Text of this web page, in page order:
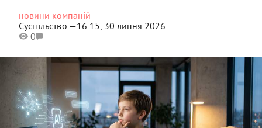
новини компаній
Суспільство —16:15, 30 липня 2026
0